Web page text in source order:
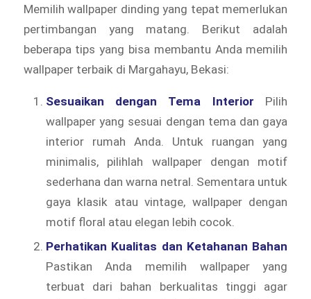
Memilih wallpaper dinding yang tepat memerlukan
pertimbangan yang matang. Berikut adalah
beberapa tips yang bisa membantu Anda memilih
wallpaper terbaik di Margahayu, Bekasi:
Sesuaikan dengan Tema Interior Pilih
wallpaper yang sesuai dengan tema dan gaya
interior rumah Anda. Untuk ruangan yang
minimalis, pilihlah wallpaper dengan motif
sederhana dan warna netral. Sementara untuk
gaya klasik atau vintage, wallpaper dengan
motif floral atau elegan lebih cocok.
Perhatikan Kualitas dan Ketahanan Bahan
Pastikan Anda memilih wallpaper yang
terbuat dari bahan berkualitas tinggi agar